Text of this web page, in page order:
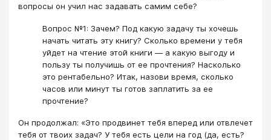
вопросы он учил нас задавать самим себе?
Вопрос №1: Зачем? Под какую задачу ты хочешь
начать читать эту книгу? Сколько времени у тебя
уйдет на чтение этой книги — а какую выгоду и
пользу ты получишь от ее прочтения? Насколько
это рентабельно? Итак, назови время, сколько
часов или минут ты готов заплатить за ее
прочтение?
Он продолжал: «Это продвинет тебя вперед или отвлечет
тебя от твоих задач? У тебя есть цели на год (да, есть?